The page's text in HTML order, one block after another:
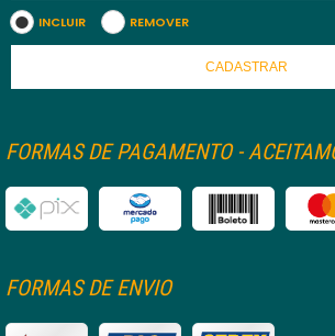
INCLUIR REMOVER
CADASTRAR
FORMAS DE PAGAMENTO -
FORMAS DE ENVIO